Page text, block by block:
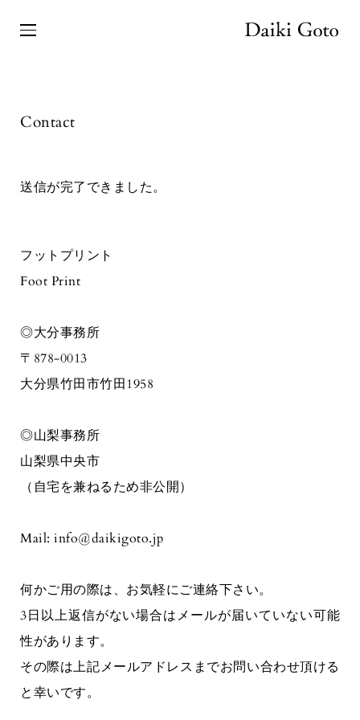
Contact
送信が完了できました。
フットプリント
Foot Print
◎大分事務所
〒878-0013
大分県竹田市竹田1958
◎山梨事務所
山梨県中央市
（自宅を兼ねるため非公開）
Mail: info@daikigoto.jp
何かご用の際は、お気軽にご連絡下さい。
3日以上返信がない場合はメールが届いていない可能
性があります。
その際は上記メールアドレスまでお問い合わせ頂ける
と幸いです。